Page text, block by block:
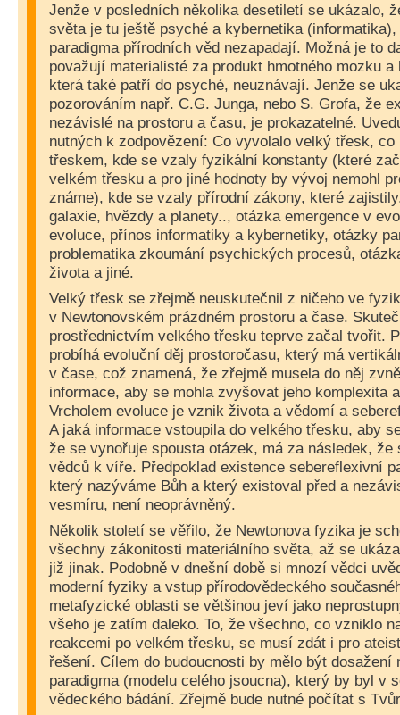
Jenže v posledních několika desetiletí se ukázalo,
světa je tu ještě psyché a kybernetika
paradigma přírodních věd nezapadají. Možná je to
považují materialisté za produkt hmotného mozku a
která také patří do psyché, neuznávají. Jenže se
pozorováním např. C.G. Junga, nebo S. Grofa, že
nezávislé na prostoru a času, je prokazatelné.
nutných k zodpovězení: Co vyvolalo velký třesk,
třeskem, kde se vzaly fyzikální konstanty (které
velkém třesku a pro jiné hodnoty by vývoj nemohl
známe), kde se vzaly přírodní zákony, které
galaxie, hvězdy a planety.., otázka emergence v
evoluce, přínos informatiky a kybernetiky, otázky
problematika zkoumání psychických procesů,
života a jiné.
Velký třesk se zřejmě neuskutečnil z ničeho ve
v Newtonovském prázdném prostoru a čase.
prostřednictvím velkého třesku teprve začal tvořit.
probíhá evoluční děj prostoročasu, který má
v čase, což znamená, že zřejmě musela do něj
informace, aby se mohla zvyšovat jeho komplexita
Vrcholem evoluce je vznik života a vědomí a
A jaká informace vstoupila do velkého třesku, aby
že se vynořuje spousta otázek, má za následek,
vědců k víře. Předpoklad existence sebereflexivní
který nazýváme Bůh a který existoval před a
vesmíru, není neoprávněný.
Několik století se věřilo, že Newtonova fyzika je
všechny zákonitosti materiálního světa, až se
již jinak. Podobně v dnešní době si mnozí vědci
moderní fyziky a vstup přírodovědeckého
metafyzické oblasti se většinou jeví jako
všeho je zatím daleko. To, že všechno, co vzniklo
reakcemi po velkém třesku, se musí zdát i pro
řešení. Cílem do budoucnosti by mělo být dosažení
paradigma (modelu celého jsoucna), který by byl v
vědeckého bádání. Zřejmě bude nutné počítat s